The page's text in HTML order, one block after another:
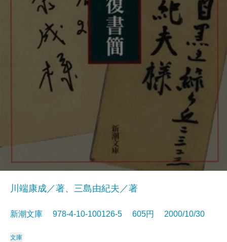
川端康成／著、三島由紀夫／著
新潮文庫 978-4-10-100126-5 605円 2000/10/30
文庫